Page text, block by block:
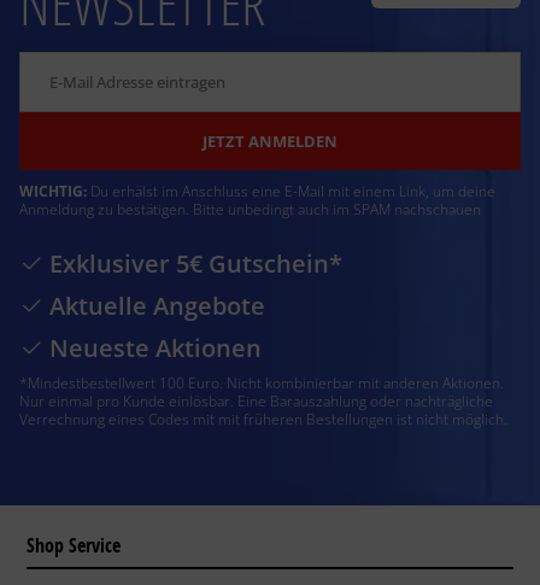
JETZT ANMELDEN
WICHTIG: Du erhälst im Anschluss eine E-Mail mit einem Link, um deine
Anmeldung zu bestätigen. Bitte unbedingt auch im SPAM nachschauen
Exklusiver 5€ Gutschein*
Aktuelle Angebote
Neueste Aktionen
*Mindestbestellwert 100 Euro. Nicht kombinierbar mit anderen Aktionen.
Nur einmal pro Kunde einlösbar. Eine Barauszahlung oder nachträgliche
Verrechnung eines Codes mit mit früheren Bestellungen ist nicht möglich.
Shop Service